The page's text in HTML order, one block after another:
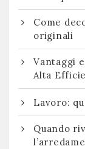
Come
originali
Vantaggi
Alta
Lavoro:
Quando